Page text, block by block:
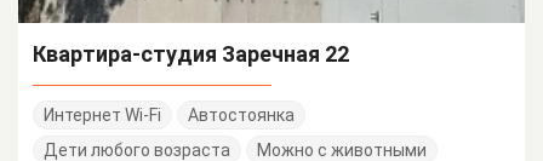
Квартира-студия Заречная 22
Интернет Wi-Fi
Автостоянка
Дети любого возраста
Можно с животными